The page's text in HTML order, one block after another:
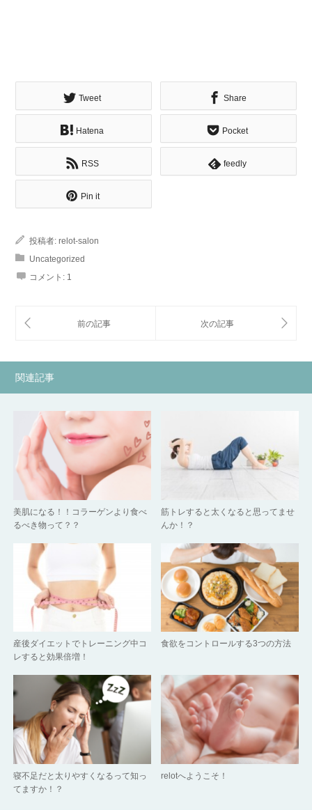
Tweet Share
Hatena Pocket
RSS feedly
Pin it
投稿者: relot-salon
Uncategorized
コメント: 1
関連記事
美肌になる！！コラーゲンより食べ
るべき物って？？
筋トレすると太くなると思ってませ
んか！？
産後ダイエットでトレーニング中コ
レすると効果倍増！
食欲をコントロールする3つの方法
寝不足だと太りやすくなるって知っ
てますか！？
relotへようこそ！